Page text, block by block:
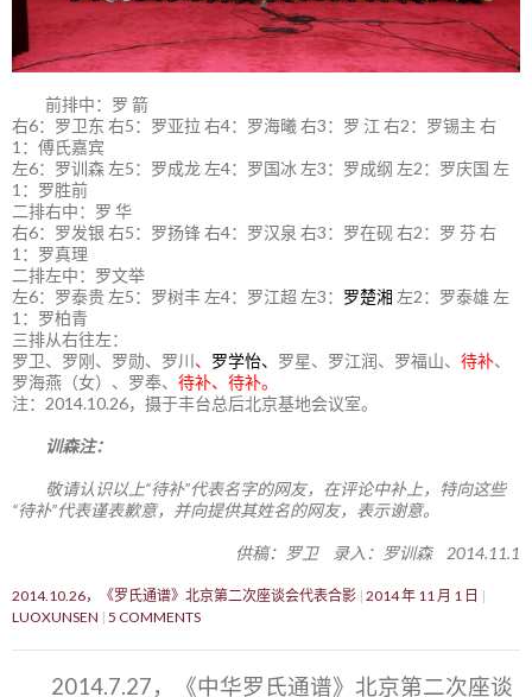
前排中：罗 箭
右6：罗卫东 右5：罗亚拉 右4：罗海曦 右3：罗 江 右2：罗锡主 右
1：傅氏嘉宾
左6：罗训森 左5：罗成龙 左4：罗国冰 左3：罗成纲 左2：罗庆国 左
1：罗胜前
二排右中：罗 华
右6：罗发银 右5：罗扬锋 右4：罗汉泉 右3：罗在砚 右2：罗 芬 右
1：罗真理
二排左中：罗文举
左6：罗泰贵 左5：罗树丰 左4：罗江超 左3： 罗楚湘 左2：罗泰雄 左
1：罗柏青
三排从右往左：
罗卫、罗刚、罗勋、罗川 、 罗学怡、 罗星、罗江润、罗福山、 待补、
罗海燕（女）、罗奉、 待补、待补。
注：2014.10.26，摄于丰台总后北京基地会议室。
训森注：
敬请认识以上“待补”代表名字的网友，在评论中补上，特向这些
“待补”代表谨表歉意，并向提供其姓名的网友，表示谢意。
供稿：罗卫 录入：罗训森 2014.11.1
2014.10.26，《罗氏通谱》北京第二次座谈会代表合影 2014 年 11 月 1 日
LUOXUNSEN 5 COMMENTS
2014.7.27，《中华罗氏通谱》北京第二次座谈